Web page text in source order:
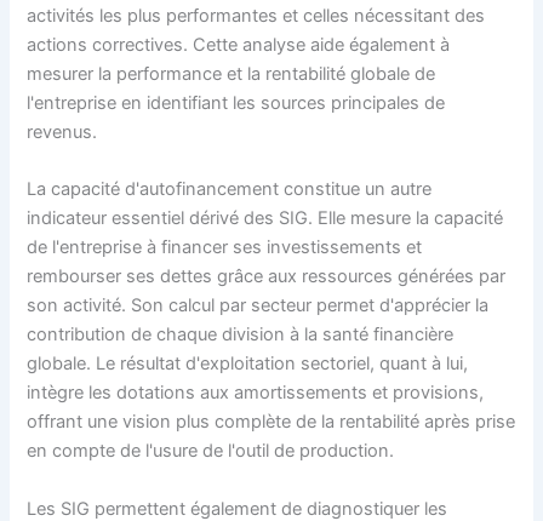
activités les plus performantes et celles nécessitant des
actions correctives. Cette analyse aide également à
mesurer la performance et la rentabilité globale de
l'entreprise en identifiant les sources principales de
revenus.
La capacité d'autofinancement constitue un autre
indicateur essentiel dérivé des SIG. Elle mesure la capacité
de l'entreprise à financer ses investissements et
rembourser ses dettes grâce aux ressources générées par
son activité. Son calcul par secteur permet d'apprécier la
contribution de chaque division à la santé financière
globale. Le résultat d'exploitation sectoriel, quant à lui,
intègre les dotations aux amortissements et provisions,
offrant une vision plus complète de la rentabilité après prise
en compte de l'usure de l'outil de production.
Les SIG permettent également de diagnostiquer les